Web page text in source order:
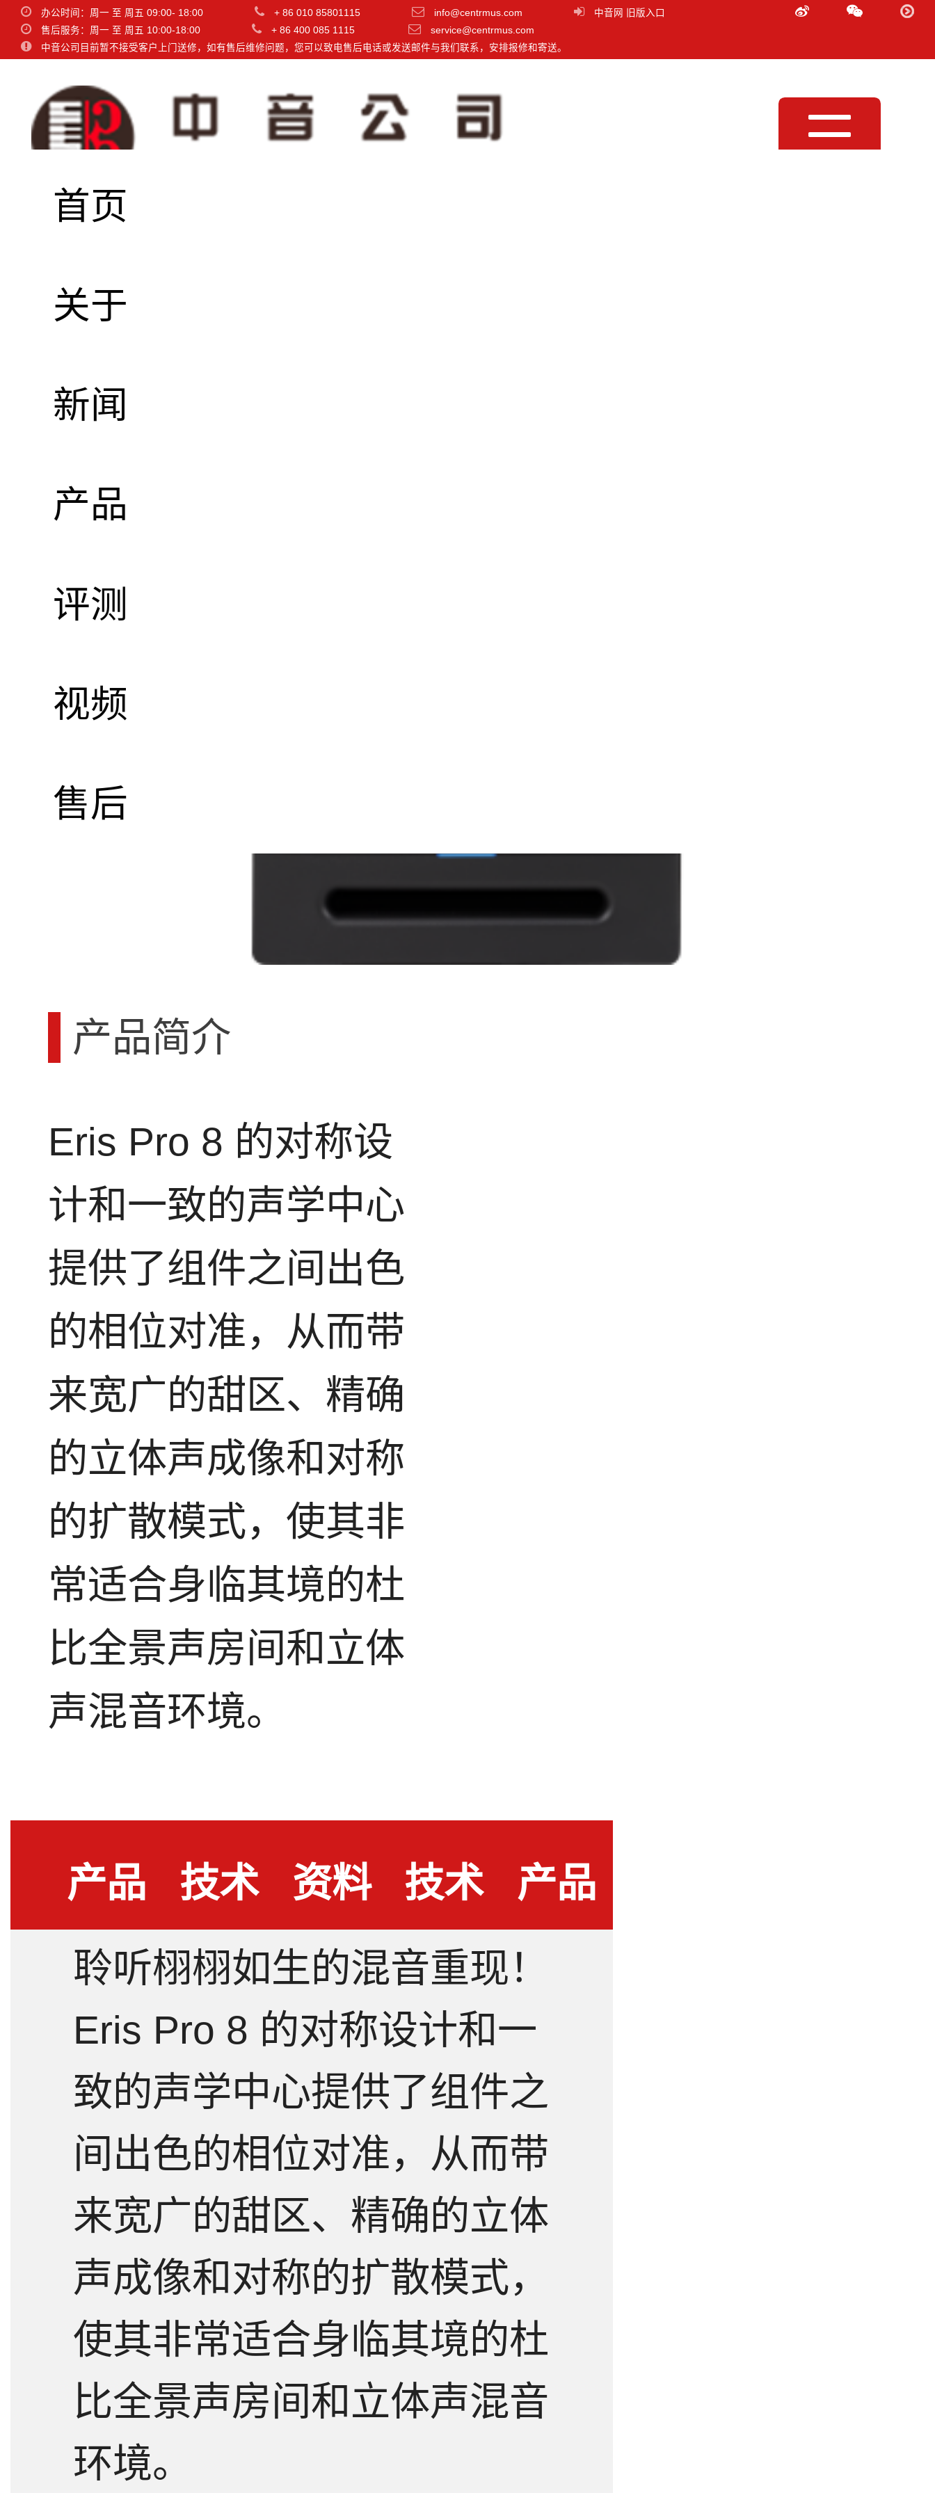
办公时间：周一 至 周五 09:00- 18:00 + 86 010 85801115 info@centrmus.com
中音网 旧版入口
售后服务：周一 至 周五 10:00-18:00
+ 86 400 085 1115
service@centrmus.com
中音公司目前暂不接受客户上门送修，如有售后维修问题，您可以致电售后电话或发送邮件与我们联系，安排报修和寄送。
首页
关于
新闻
产品
评测
视频
售后
产品简介
Eris Pro 8 的对称设
计和一致的声学中心
提供了组件之间出色
的相位对准，从而带
来宽广的甜区、精确
的立体声成像和对称
的扩散模式，使其非
常适合身临其境的杜
比全景声房间和立体
声混音环境。
产品
详情
技术
指标
资料
下载
技术
问答
产品
测评
聆听栩栩如生的混音重现！
Eris Pro 8 的对称设计和一
致的声学中心提供了组件之
间出色的相位对准，从而带
来宽广的甜区、精确的立体
声成像和对称的扩散模式，
使其非常适合身临其境的杜
比全景声房间和立体声混音
环境。